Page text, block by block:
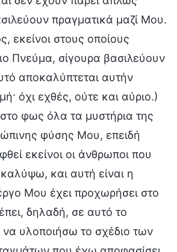
πραγματικά μαζί Μου.
εκείνοι στους οποίους
Πνεύμα, σίγουρα βασιλεύουν
αποκαλύπτεται αυτήν
όχι εχθές, ούτε και αύριο.)
φως όλα τα μυστήρια της
φύσης Μου, επειδή
εκείνοι οι άνθρωποι που
και αυτή είναι η
Μου έχει προχωρήσει στο
δηλαδή, σε αυτό το
να υλοποιήσω το σχέδιο των